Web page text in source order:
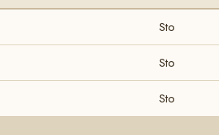
Sto
Sto
Sto